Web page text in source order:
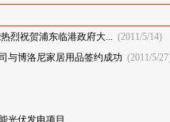
烈祝贺浦东临港政府大... (2011/5/14)
与博洛尼家居用品签约成功 (2011/5/
光伏发电项目